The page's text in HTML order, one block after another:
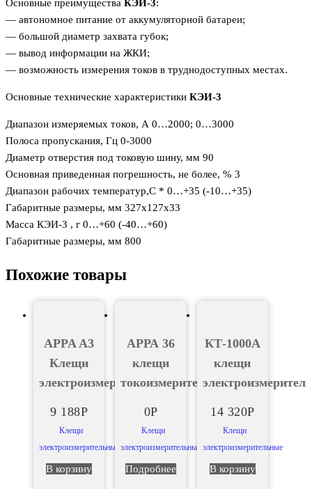
Основные преимущества КЭИ-3:
— автономное питание от аккумуляторной батареи;
— большой диаметр захвата губок;
— вывод информации на ЖКИ;
— возможность измерения токов в труднодоступных местах.
Основные технические характеристики КЭИ-3
Диапазон измеряемых токов, А 0…2000; 0…3000
Полоса пропускания, Гц 0-3000
Диаметр отверстия под токовую шину, мм 90
Основная приведенная погрешность, не более, % 3
Диапазон рабочих температур,С * 0…+35 (-10…+35)
Габаритные размеры, мм 327х127х33
Масса КЭИ-3 , г 0…+60 (-40…+60)
Габаритные размеры, мм 800
Похожие товары
APPA A3
Клещи
электроизмерительные
9 188Р
Клещи
электроизмерительные
В корзину
АРРА 36
клещи
токоизмерительные
0Р
Клещи
электроизмерительные
Подробнее
КТ-1000А
клещи
14 320Р
Клещи
электроизмерительные
В корзину